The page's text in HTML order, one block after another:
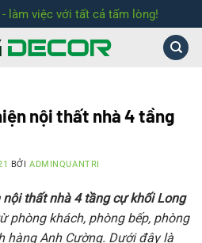
làm việc với tất cả tấm lòng!
nội thất nhà 4 tầng
BỞIADMINQUANTRI
thất nhà 4 tầng cự khối Long
phòng khách, phòng bếp, phòng
hàng Anh Cường. Dưới đây là